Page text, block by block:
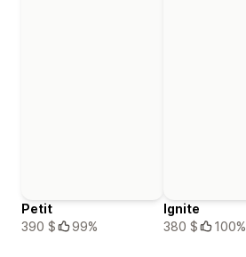
Petit
390 $
99%
Ignite
380 $
100%